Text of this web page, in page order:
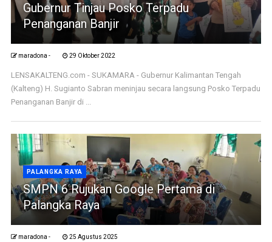
Gubernur Tinjau Posko Terpadu
Penanganan Banjir
maradona - 29 Oktober 2022
LENSAKALTENG.com - SUKAMARA - Gubernur Kalimantan Tengah
(Kalteng) H. Sugianto Sabran meninjau secara langsung Posko Terpadu
Penanganan Banjir di ...
PALANGKA RAYA
SMPN 6 Rujukan Google Pertama di
Palangka Raya
maradona - 25 Agustus 2025